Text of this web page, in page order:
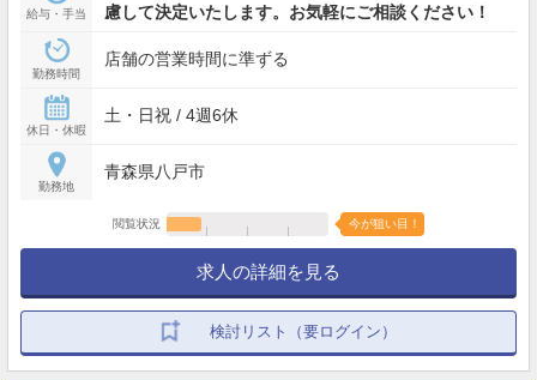
給与・手当
慮して決定いたします。お気軽にご相談ください！
勤務時間
店舗の営業時間に準ずる
休日・休暇
土・日祝 / 4週6休
勤務地
青森県八戸市
閲覧状況 今が狙い目！
求人の詳細を見る
検討リスト（要ログイン）